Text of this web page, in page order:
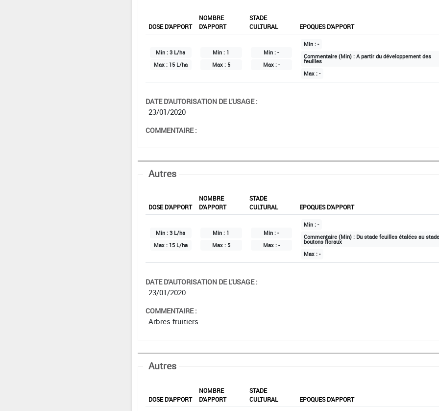
DOSE D'APPORT
NOMBRE
D'APPORT
STADE
CULTURAL
EPOQUES D'APPORT
Min :3 L/ha
Max : 15 L/ha
Min : 1
Max : 5
Min :-
Max : -
Min : -
Commentaire (Min) : A partir du développement des
feuilles
Max : -
DATE D'AUTORISATION DE L'USAGE :
23/01/2020
COMMENTAIRE :
Autres
DOSE D'APPORT
NOMBRE
D'APPORT
STADE
CULTURAL
EPOQUES D'APPORT
Min :3 L/ha
Max : 15 L/ha
Min : 1
Max : 5
Min :-
Max : -
Min : -
Commentaire (Min) : Du stade feuilles étalées au stade
boutons floraux
Max : -
DATE D'AUTORISATION DE L'USAGE :
23/01/2020
COMMENTAIRE :
Arbres fruitiers
Autres
DOSE D'APPORT
NOMBRE
D'APPORT
STADE
CULTURAL
EPOQUES D'APPORT